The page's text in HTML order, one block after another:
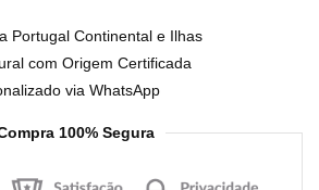
Portugal Continental e Ilhas
com Origem Certificada
via WhatsApp
100% Segura